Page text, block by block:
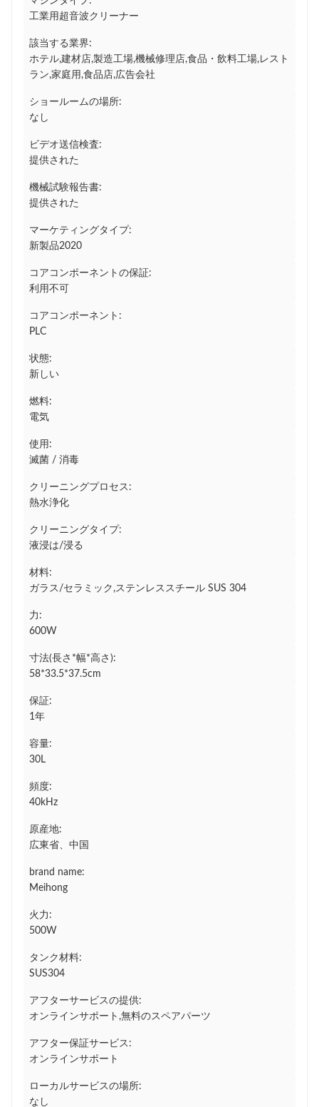
工業用超音波クリーナー
該当する業界:
ホテル,建材店,製造工場,機械修理店,食品・飲料工場,レスト
ラン,家庭用,食品店,広告会社
ショールームの場所:
なし
ビデオ送信検査:
提供された
機械試験報告書:
提供された
マーケティングタイプ:
新製品2020
コアコンポーネントの保証:
利用不可
コアコンポーネント:
PLC
状態:
新しい
燃料:
電気
使用:
滅菌 / 消毒
クリーニングプロセス:
熱水浄化
クリーニングタイプ:
液浸は/浸る
材料:
ガラス/セラミック,ステンレススチール SUS 304
力:
600W
寸法(長さ*幅*高さ):
58*33.5*37.5cm
保証:
1年
容量:
30L
頻度:
40kHz
原産地:
広東省、中国
brand name:
Meihong
火力:
500W
タンク材料:
SUS304
アフターサービスの提供:
オンラインサポート,無料のスペアパーツ
アフター保証サービス:
オンラインサポート
ローカルサービスの場所:
なし